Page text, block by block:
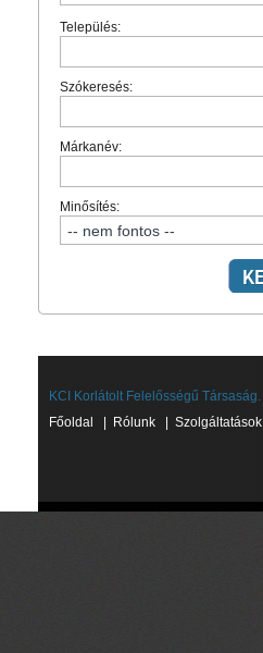
Település:
Szókeresés:
Márkanév:
Minősítés:
KCI Korlátolt Felelősségű Társaság.
Főoldal
Rólunk Szolgáltatások